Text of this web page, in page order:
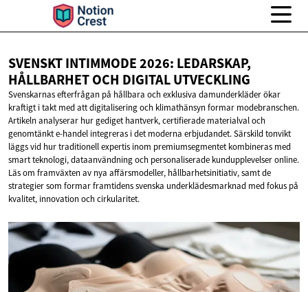
SVENSKT INTIMMODE 2026: LEDARSKAP,
HÅLLBARHET OCH DIGITAL UTVECKLING
Svenskarnas efterfrågan på hållbara och exklusiva damunderkläder ökar
kraftigt i takt med att digitalisering och klimathänsyn formar modebranschen.
Artikeln analyserar hur gediget hantverk, certifierade materialval och
genomtänkt e-handel integreras i det moderna erbjudandet. Särskild tonvikt
läggs vid hur traditionell expertis inom premiumsegmentet kombineras med
smart teknologi, dataanvändning och personaliserade kundupplevelser online.
Läs om framväxten av nya affärsmodeller, hållbarhetsinitiativ, samt de
strategier som formar framtidens svenska underklädesmarknad med fokus på
kvalitet, innovation och cirkularitet.